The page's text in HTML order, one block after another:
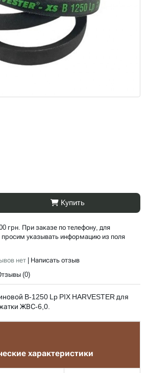
Купить
грн. При заказе по телефону, для
просим указывать информацию из поля
нет
Написать отзыв
(0)
B-1250 Lp PIX HARVESTER для
ЖВС-6,0.
характеристики